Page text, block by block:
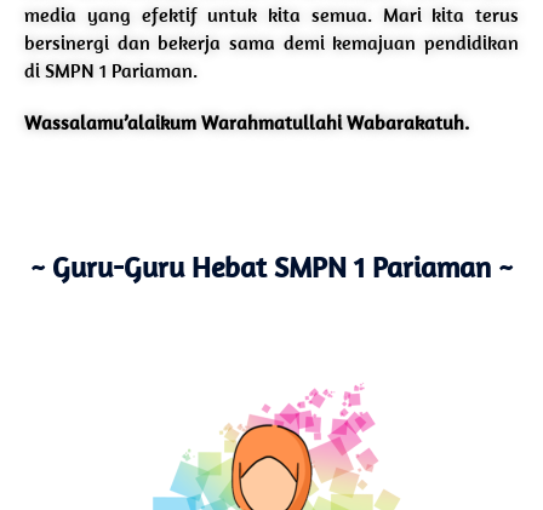
media yang efektif untuk kita semua. Mari kita terus
bersinergi dan bekerja sama demi kemajuan pendidikan
di SMPN 1 Pariaman.
Wassalamu’alaikum Warahmatullahi Wabarakatuh.
~ Guru-Guru Hebat SMPN 1 Pariaman ~